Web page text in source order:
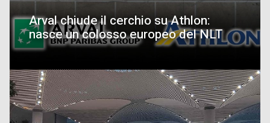
Arval chiude il cerchio su Athlon:
nasce un colosso europeo del NLT